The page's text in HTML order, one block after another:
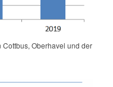
Oberhavel und der